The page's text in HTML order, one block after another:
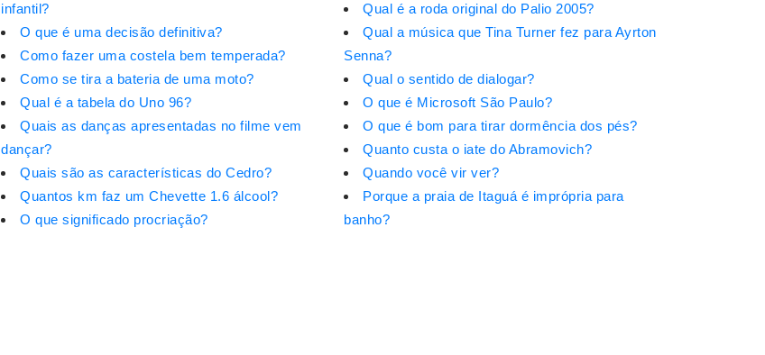
infantil?
O que é uma decisão definitiva?
Como fazer uma costela bem temperada?
Como se tira a bateria de uma moto?
Qual é a tabela do Uno 96?
Quais as danças apresentadas no filme vem
dançar?
Quais são as características do Cedro?
Quantos km faz um Chevette 1.6 álcool?
O que significado procriação?
Qual é a roda original do Palio 2005?
Qual a música que Tina Turner fez para Ayrton
Senna?
Qual o sentido de dialogar?
O que é Microsoft São Paulo?
O que é bom para tirar dormência dos pés?
Quanto custa o iate do Abramovich?
Quando você vir ver?
Porque a praia de Itaguá é imprópria para
banho?